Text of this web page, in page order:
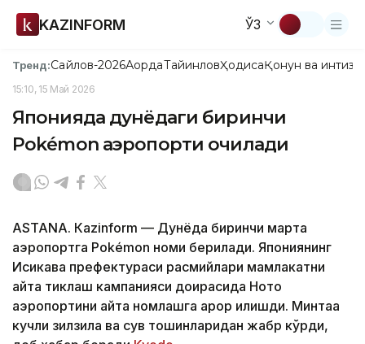
KAZINFORM ЎЗ
Тренд:Сайлов-2026АқордаТайинловҲодисаҚонун ва
15:10, 15 Май 2026
Японияда дунёдаги биринчи
Pokémon аэропорти очилади
ASTANА. Кazinform — Дунёда биринчи марта
аэропортга Pokémon номи берилади. Япониянинг
Иcикава префектураси расмийлари мамлакатни
қайта тиклаш кампанияси доирасида Ното
аэропортини қайта номлашга қарор қилишди. Минтақа
кучли зилзила ва сув тошқинларидан жабр кўрди,